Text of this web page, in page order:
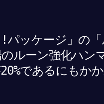
ッケージ」の
ルーン強化ハ
であるにもか